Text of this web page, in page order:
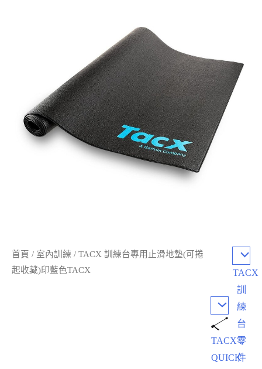
TACX
QUICK
TACX
訓
練
台
零
件
首頁 / 室內訓練 / TACX 訓練台專用止滑地墊(可捲
起收藏)印藍色TACX